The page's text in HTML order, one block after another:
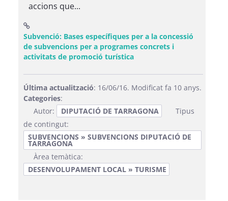
accions que...
Subvenció: Bases específiques per a la concessió
de subvencions per a programes concrets i
activitats de promoció turística(Obre una finestra nova)
Última actualització: 16/06/16. Modificat fa 10 anys.
Categories:
Autor:
DIPUTACIÓ DE TARRAGONA
Tipus
de contingut:
SUBVENCIONS » SUBVENCIONS DIPUTACIÓ DE
TARRAGONA
Àrea temàtica:
DESENVOLUPAMENT LOCAL » TURISME